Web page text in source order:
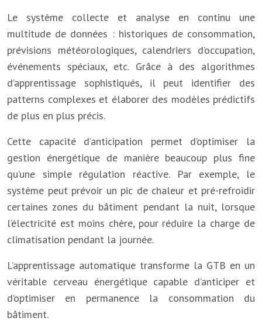
Le système collecte et analyse en continu une
multitude de données : historiques de consommation,
prévisions météorologiques, calendriers d’occupation,
événements spéciaux, etc. Grâce à des algorithmes
d’apprentissage sophistiqués, il peut identifier des
patterns complexes et élaborer des modèles prédictifs
de plus en plus précis.
Cette capacité d’anticipation permet d’optimiser la
gestion énergétique de manière beaucoup plus fine
qu’une simple régulation réactive. Par exemple, le
système peut prévoir un pic de chaleur et pré-refroidir
certaines zones du bâtiment pendant la nuit, lorsque
l’électricité est moins chère, pour réduire la charge de
climatisation pendant la journée.
L’apprentissage automatique transforme la GTB en un
véritable cerveau énergétique capable d’anticiper et
d’optimiser en permanence la consommation du
bâtiment.